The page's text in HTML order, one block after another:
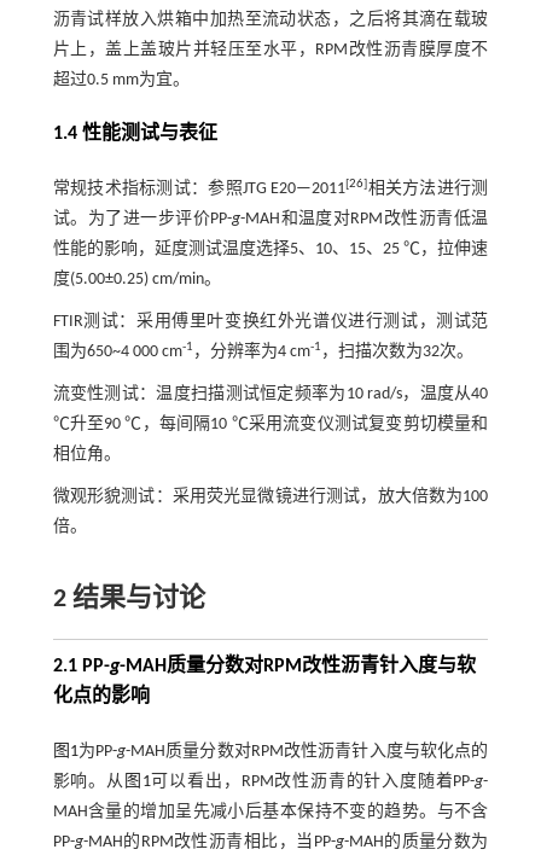
沥青试样放入烘箱中加热至流动状态，之后将其滴在载玻
片上，盖上盖玻片并轻压至水平，RPM改性沥青膜厚度不
超过0.5 mm为宜。
1.4 性能测试与表征
常规技术指标测试：参照JTG E20—2011[26]相关方法进行测
试。为了进一步评价PP-g-MAH和温度对RPM改性沥青低温
性能的影响，延度测试温度选择5、10、15、25 ℃，拉伸速
度(5.00±0.25) cm/min。
FTIR测试：采用傅里叶变换红外光谱仪进行测试，测试范
围为650~4 000 cm-1 ，分辨率为4 cm-1 ，扫描次数为32次。
流变性测试：温度扫描测试恒定频率为10 rad/s，温度从40
℃升至90 ℃，每间隔10 ℃采用流变仪测试复变剪切模量和
相位角。
微观形貌测试：采用荧光显微镜进行测试，放大倍数为100
倍。
2 结果与讨论
2.1 PP-g-MAH质量分数对RPM改性沥青针入度与软
化点的影响
图1为PP-g-MAH质量分数对RPM改性沥青针入度与软化点的
影响。从 图1可以看出，RPM改性沥青的针入度随着PP-g-
MAH含量的增加呈先减小后基本保持不变的趋势。与不含
PP-g-MAH的RPM改性沥青相比，当PP-g-MAH的质量分数为